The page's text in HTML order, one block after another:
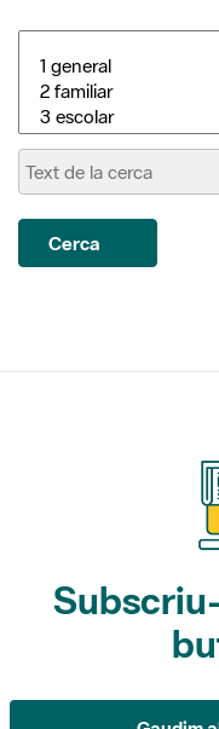
Cerca
Gaudim